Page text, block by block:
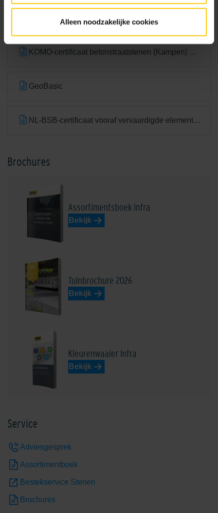
Alleen noodzakelijke cookies
KOMO-certificaat betonstraatsteen (Aalst) K2021
KOMO-certificaat betonstraatstenen (Kampen) K2304
GeoBasic
NL-BSB-certificaat vooraf vervaardigde elementen van beton (Aalst) K20305
Brochures
Assortimentsboek Infra
Bekijk
Tuinbrochure 2026
Bekijk
Kleurenwaaier Infra
Bekijk
Service
Adviesgesprek
Assortimentboek
Bestekservice Stenen
Brochures